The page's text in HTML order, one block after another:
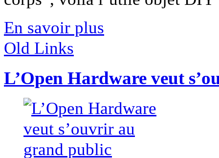
En savoir plus
Old Links
L’Open Hardware veut